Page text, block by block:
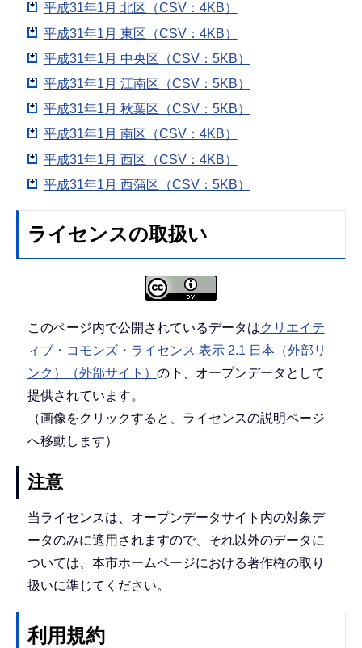
平成31年1月 北区（CSV：4KB）
平成31年1月 東区（CSV：4KB）
平成31年1月 中央区（CSV：5KB）
平成31年1月 江南区（CSV：5KB）
平成31年1月 秋葉区（CSV：5KB）
平成31年1月 南区（CSV：4KB）
平成31年1月 西区（CSV：4KB）
平成31年1月 西蒲区（CSV：5KB）
ライセンスの取扱い
このページ内で公開されているデータはクリエイテ
ィブ・コモンズ・ライセンス 表示 2.1 日本（外部リ
ンク）（外部サイト） の下、オープンデータとして
提供されています。
（画像をクリックすると、ライセンスの説明ページ
へ移動します）
注意
当ライセンスは、オープンデータサイト内の対象デ
ータのみに適用されますので、それ以外のデータに
ついては、本市ホームページにおける著作権の取り
扱いに準じてください。
利用規約